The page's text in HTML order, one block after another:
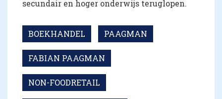
secundair en hoger onderwijs teruglopen.
BOEKHANDEL PAAGMAN
FABIAN PAAGMAN
NON-FOODRETAIL